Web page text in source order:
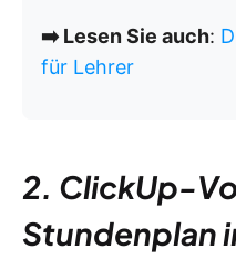
➡️ Lesen Sie auch:
für Lehrer
2. ClickUp-
Stundenplan